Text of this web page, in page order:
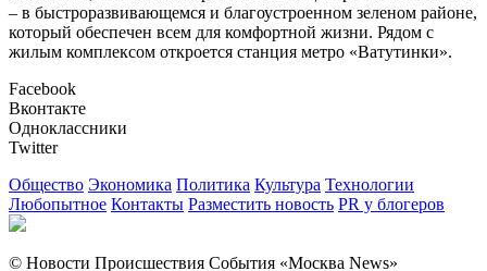
– в быстроразвивающемся и благоустроенном зеленом районе,
который обеспечен всем для комфортной жизни. Рядом с
жилым комплексом откроется станция метро «Ватутинки».
Facebook
Вконтакте
Одноклассники
Twitter
Общество Экономика Политика Культура Технологии
Любопытное Контакты Разместить новость PR у блогеров
© Новости Происшествия События «Москва News»